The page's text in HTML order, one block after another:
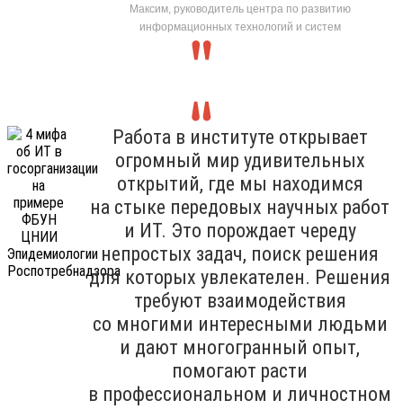
Максим, руководитель центра по развитию
информационных технологий и систем
Работа в институте открывает
огромный мир удивительных
открытий, где мы находимся
на стыке передовых научных работ
и ИТ. Это порождает череду
непростых задач, поиск решения
для которых увлекателен. Решения
требуют взаимодействия
со многими интересными людьми
и дают многогранный опыт,
помогают расти
в профессиональном и личностном